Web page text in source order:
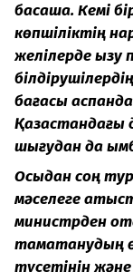
басқаша. Кемі
көпшіліктің
желілерде қызу
бағасы
шығудан да
Осыдан соң
мәселеге
министрден
тамақтанудың
түсетінін